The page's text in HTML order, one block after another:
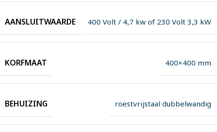
AANSLUITWAARDE 400 Volt / 4,7 kw of 230 Volt 3,3 kW
KORFMAAT 400×400 mm
BEHUIZING roestvrijstaal dubbelwandig